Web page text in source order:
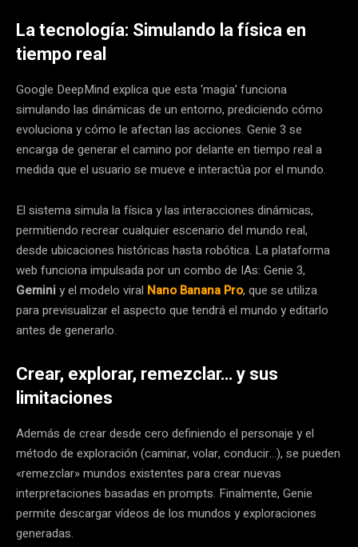
La tecnología: Simulando la física en
tiempo real
Google DeepMind explica que esta ‘magia’ funciona
simulando las dinámicas de un entorno, prediciendo cómo
evoluciona y cómo le afectan las acciones. Genie 3 se
encarga de generar el camino por delante en tiempo real a
medida que el usuario se mueve e interactúa por el mundo.
El sistema simula la física y las interacciones dinámicas,
permitiendo recrear cualquier escenario del mundo real,
desde ubicaciones históricas hasta robótica. La plataforma
web funciona impulsada por un combo de IAs: Genie 3,
Geminiy el modelo viral Nano Banana Pro, que se utiliza
para previsualizar el aspecto que tendrá el mundo y editarlo
antes de generarlo.
Crear, explorar, remezclar… y sus
limitaciones
Además de crear desde cero definiendo el personaje y el
método de exploración (caminar, volar, conducir…), se pueden
«remezclar» mundos existentes para crear nuevas
interpretaciones basadas en prompts. Finalmente, Genie
permite descargar vídeos de los mundos y exploraciones
generadas.